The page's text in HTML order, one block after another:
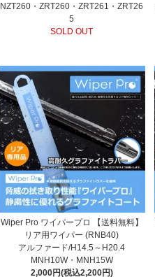
NZT260・ZRT260・ZRT261・ZRT26
5
SOLD OUT
Wiper Pro ワイパープロ 【送料無料】
リア用ワイパー (RNB40)
アルファード/H14.5～H20.4
MNH10W・MNH15W
2,000円(税込2,200円)